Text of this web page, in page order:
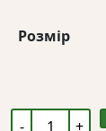
Розмір
Дитяча